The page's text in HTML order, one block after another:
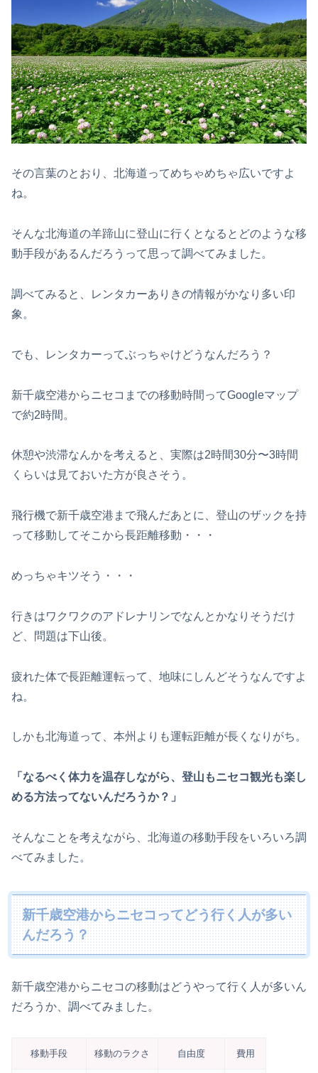
その言葉のとおり、北海道ってめちゃめちゃ広いですよ
ね。
そんな北海道の羊蹄山に登山に行くとなるとどのような移
動手段があるんだろうって思って調べてみました。
調べてみると、レンタカーありきの情報がかなり多い印
象。
でも、レンタカーってぶっちゃけどうなんだろう？
新千歳空港からニセコまでの移動時間ってGoogleマップ
で約2時間。
休憩や渋滞なんかを考えると、実際は2時間30分〜3時間
くらいは見ておいた方が良さそう。
飛行機で新千歳空港まで飛んだあとに、登山のザックを持
って移動してそこから長距離移動・・・
めっちゃキツそう・・・
行きはワクワクのアドレナリンでなんとかなりそうだけ
ど、問題は下山後。
疲れた体で長距離運転って、地味にしんどそうなんですよ
ね。
しかも北海道って、本州よりも運転距離が長くなりがち。
「なるべく体力を温存しながら、登山もニセコ観光も楽し
める方法ってないんだろうか？」
そんなことを考えながら、北海道の移動手段をいろいろ調
べてみました。
新千歳空港からニセコってどう行く人が多い
んだろう？
新千歳空港からニセコの移動はどうやって行く人が多いん
だろうか、調べてみました。
移動手段 移動のラクさ 自由度 費用